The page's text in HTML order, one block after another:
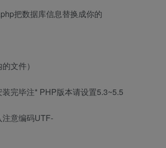
把数据库信息替换成你的
文件）
完毕注* PHP版本请设置5.3~5.5
意编码UTF-